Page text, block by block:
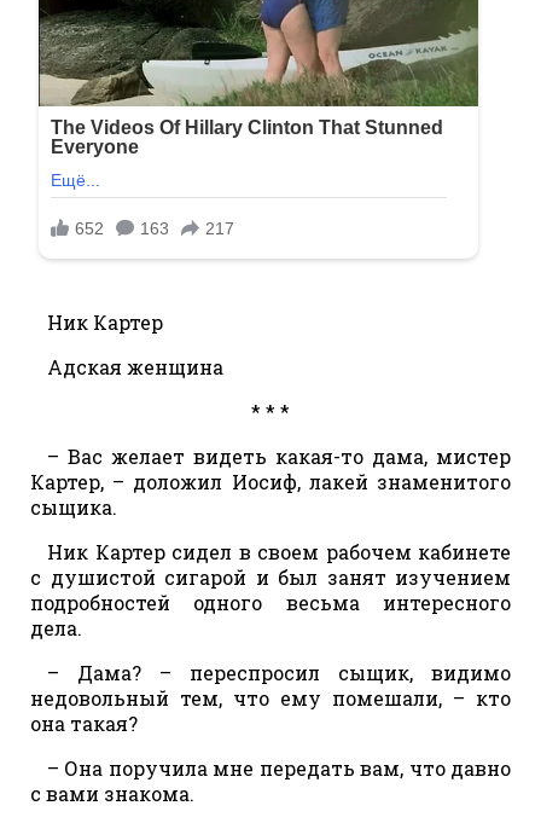
Ник Картер
Адская женщина
* * *
– Вас желает видеть какая-то дама, мистер
Картер, – доложил Иосиф, лакей знаменитого
сыщика.
Ник Картер сидел в своем рабочем кабинете
с душистой сигарой и был занят изучением
подробностей одного весьма интересного
дела.
– Дама? – переспросил сыщик, видимо
недовольный тем, что ему помешали, – кто
она такая?
– Она поручила мне передать вам, что давно
с вами знакома.